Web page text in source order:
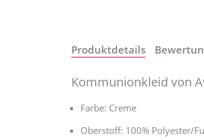
Produktdetails
Kommunionkleid von
Farbe: Creme
Oberstoff: 100% Polyester/